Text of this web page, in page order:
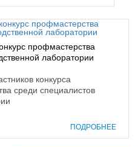
профмастерства
лаборатории
конкурса
среди специалистов
ПОДРОБНЕЕ